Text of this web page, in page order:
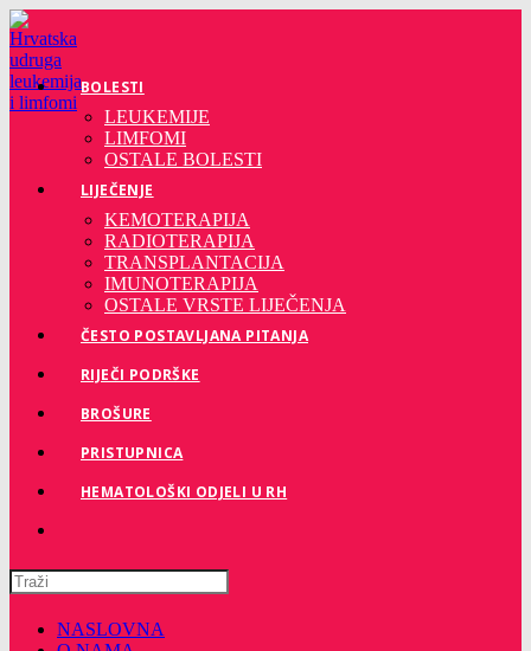
Preskoči
na
sadržaj
BOLESTI
LEUKEMIJE
LIMFOMI
OSTALE BOLESTI
LIJEČENJE
KEMOTERAPIJA
RADIOTERAPIJA
TRANSPLANTACIJA
IMUNOTERAPIJA
OSTALE VRSTE LIJEČENJA
ČESTO POSTAVLJANA PITANJA
RIJEČI PODRŠKE
BROŠURE
PRISTUPNICA
HEMATOLOŠKI ODJELI U RH
Pretražite
ovu
stranicu
NASLOVNA